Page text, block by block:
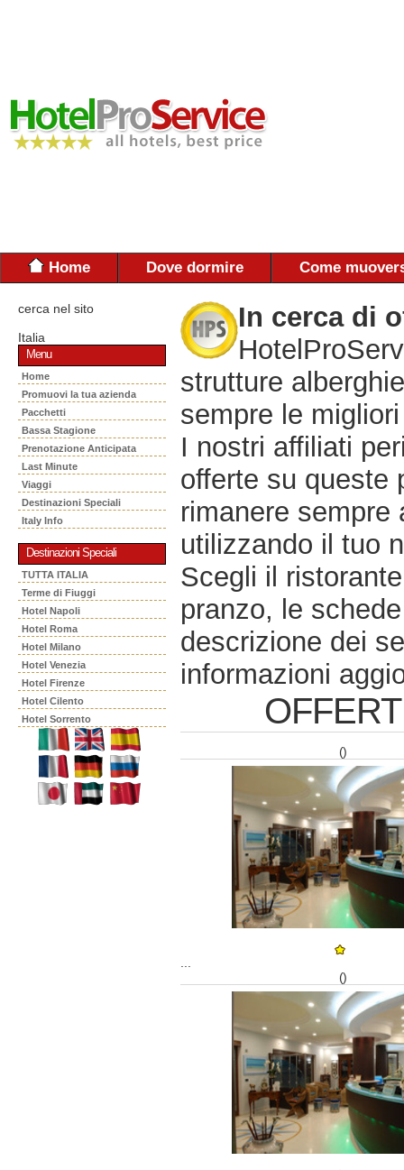
Home Dove dormire Come
cerca nel sito
Italia
Menu
Home
Promuovi la tua azienda
Pacchetti
Bassa Stagione
Prenotazione Anticipata
Last Minute
Viaggi
Destinazioni Speciali
Italy Info
Destinazioni Speciali
TUTTA ITALIA
Terme di Fiuggi
Hotel Napoli
Hotel Roma
Hotel Milano
Hotel Venezia
Hotel Firenze
Hotel Cilento
Hotel Sorrento
In cerca di
strutture
sempre le
I nostri affiliati
offerte su queste
rimanere sempre
utilizzando il tuo
Scegli il
pranzo, le
descrizione dei
informazioni
()
()